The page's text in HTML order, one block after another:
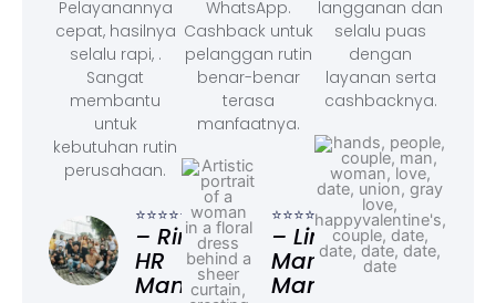
Pelayanannya
cepat, hasilnya
selalu rapi, .
Sangat
membantu
untuk
kebutuhan rutin
perusahaan.
⭐⭐⭐⭐⭐
– Rina,
HR
Manager
WhatsApp.
Cashback untuk
pelanggan rutin
benar-benar
terasa
manfaatnya.
⭐⭐⭐⭐⭐
– Linda,
Marketing
Manager
langganan dan
selalu puas
dengan
layanan serta
cashbacknya.